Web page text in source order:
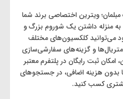
مبلمان؛ ویترین اختصاصی برند شما
منزله داشتن یک شوروم بزرگ و
کلکسیون‌های مختلف
و گزینه‌های سفارشی‌سازی
ثبت رایگان در پلتفرم معتبر
بدون هزینه اضافی، در جستجوهای
کسب کنید.